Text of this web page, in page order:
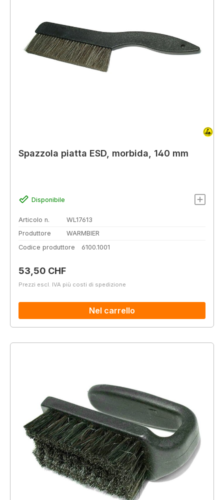
Spazzola piatta ESD, morbida, 140 mm
Disponibile
Articolo n.
WL17613
Produttore
WARMBIER
Codice produttore
6100.1001
Prezzo normale:
53,50 CHF
Prezzi escl. IVA più costi di spedizione
Nel carrello